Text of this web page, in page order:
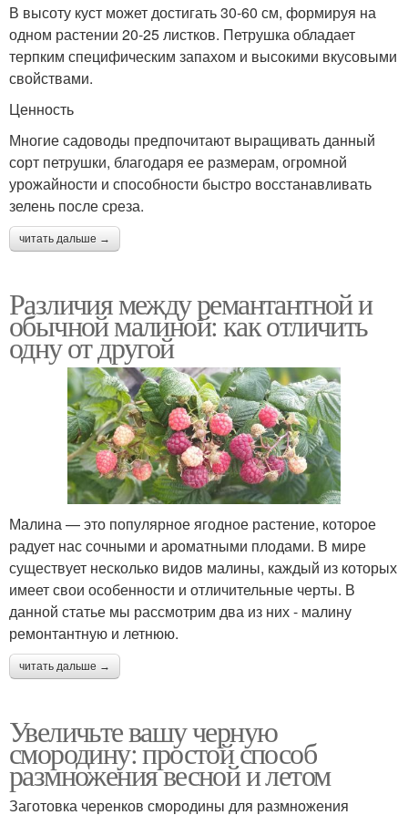
В высоту куст может достигать 30-60 см, формируя на
одном растении 20-25 листков. Петрушка обладает
терпким специфическим запахом и высокими вкусовыми
свойствами.
Ценность
Многие садоводы предпочитают выращивать данный
сорт петрушки, благодаря ее размерам, огромной
урожайности и способности быстро восстанавливать
зелень после среза.
читать дальше →
Различия между ремантантной и
обычной малиной: как отличить
одну от другой
Малина — это популярное ягодное растение, которое
радует нас сочными и ароматными плодами. В мире
существует несколько видов малины, каждый из которых
имеет свои особенности и отличительные черты. В
данной статье мы рассмотрим два из них - малину
ремонтантную и летнюю.
читать дальше →
Увеличьте вашу черную
смородину: простой способ
размножения весной и летом
Заготовка черенков смородины для размножения